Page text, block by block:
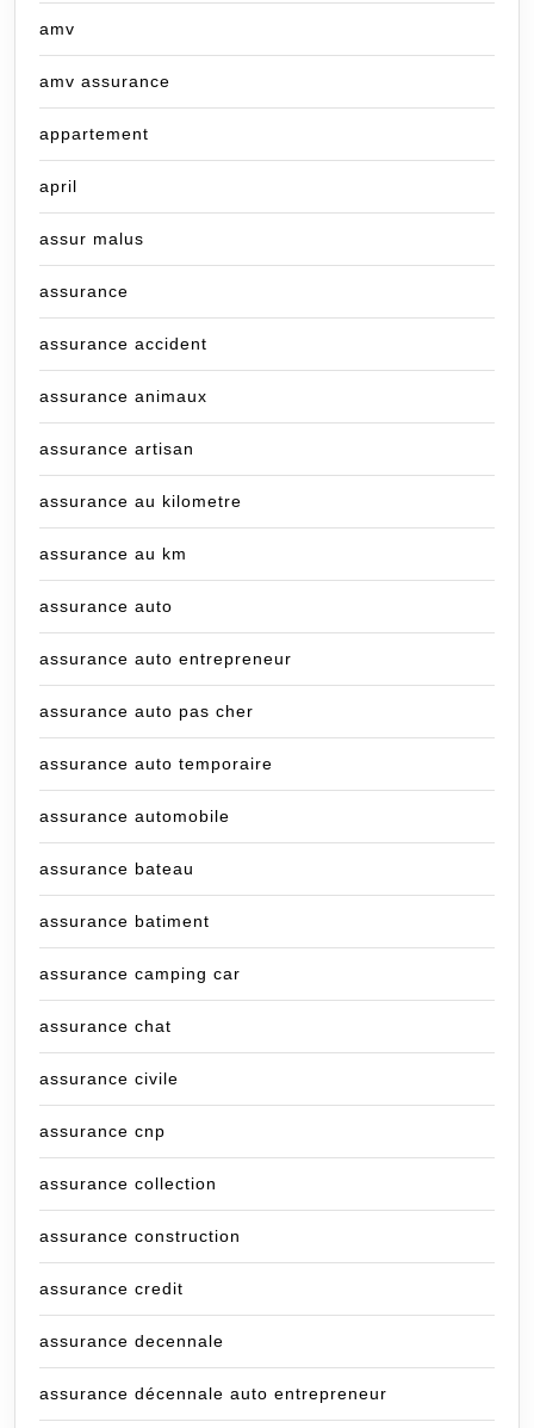
amv
amv assurance
appartement
april
assur malus
assurance
assurance accident
assurance animaux
assurance artisan
assurance au kilometre
assurance au km
assurance auto
assurance auto entrepreneur
assurance auto pas cher
assurance auto temporaire
assurance automobile
assurance bateau
assurance batiment
assurance camping car
assurance chat
assurance civile
assurance cnp
assurance collection
assurance construction
assurance credit
assurance decennale
assurance décennale auto entrepreneur